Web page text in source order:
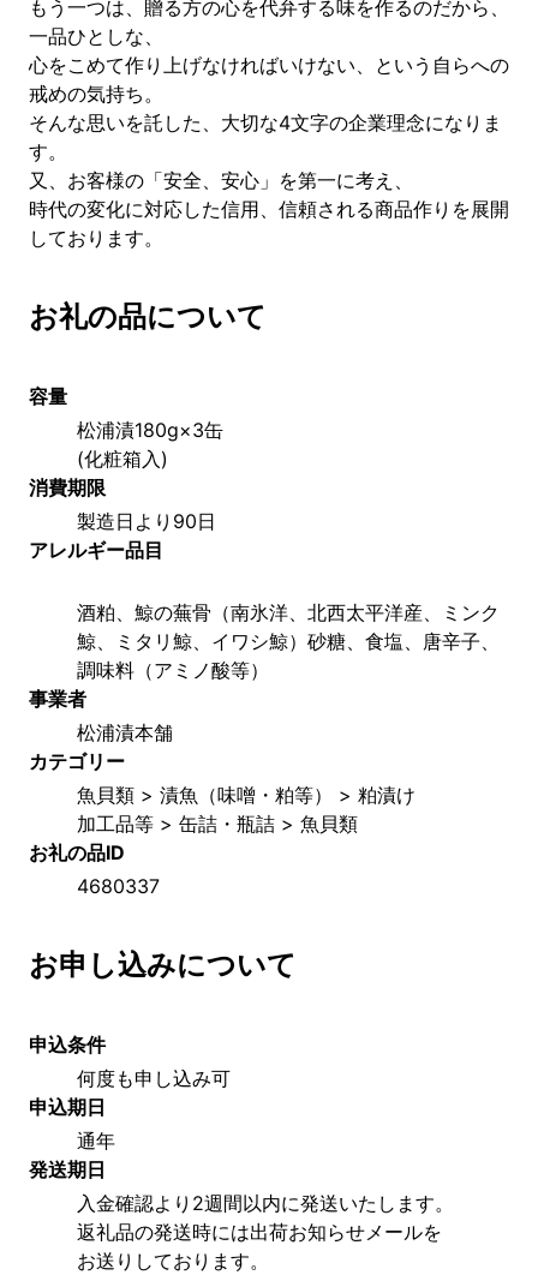
もう一つは、贈る方の心を代弁する味を作るのだから、
一品ひとしな、
心をこめて作り上げなければいけない、という自らへの
戒めの気持ち。
そんな思いを託した、大切な4文字の企業理念になりま
す。
又、お客様の「安全、安心」を第一に考え、
時代の変化に対応した信用、信頼される商品作りを展開
しております。
お礼の品について
容量
松浦漬180g×3缶
(化粧箱入)
消費期限
製造日より90日
アレルギー品目
酒粕、鯨の蕪骨（南氷洋、北西太平洋産、ミンク
鯨、ミタリ鯨、イワシ鯨）砂糖、食塩、唐辛子、
調味料（アミノ酸等）
事業者
松浦漬本舗
カテゴリー
魚貝類 > 漬魚（味噌・粕等） > 粕漬け
加工品等 > 缶詰・瓶詰 > 魚貝類
お礼の品ID
4680337
お申し込みについて
申込条件
何度も申し込み可
申込期日
通年
発送期日
入金確認より2週間以内に発送いたします。
返礼品の発送時には出荷お知らせメールを
お送りしております。